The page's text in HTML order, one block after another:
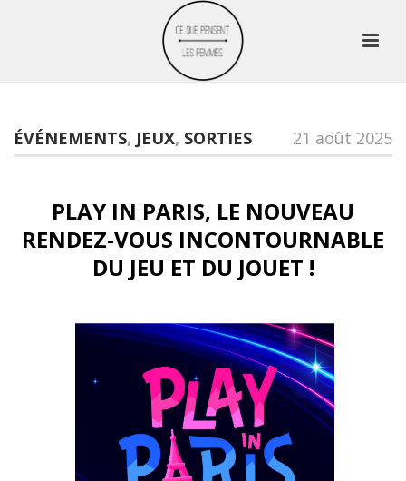
ÉVÉNEMENTS, JEUX, SORTIES 21 août 2025
PLAY IN PARIS, LE NOUVEAU
RENDEZ-VOUS INCONTOURNABLE
DU JEU ET DU JOUET !